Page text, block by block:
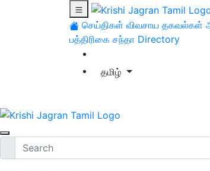
செய்திகள் விவசாய தகவல்கள்
பத்திரிகை சந்தா Directory
தமிழ்